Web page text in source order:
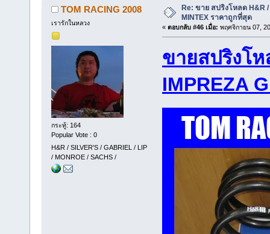
TOM RACING 2008
เรารักในหลวง
กระทู้: 164
Popular Vote : 0
H&R / SILVER'S / GABRIEL / LIP
/ MONROE / SACHS /
Re: ขาย สปริงโหลด H&R
MINTEX ราคาถูกที่สุด
« ตอบกลับ #46 เมื่อ: พฤศจิกายน 07,
ขายสปริงโห
IMPREZA